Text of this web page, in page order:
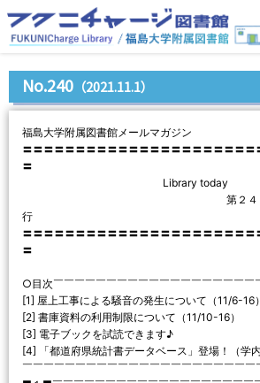
No.240 （2021.11.1）
福島大学附属図書館メールマガジン
〓〓〓〓〓〓〓〓〓〓〓〓〓〓〓〓〓〓〓〓〓〓
〓
Library today
第２４０号 2021.
行
〓〓〓〓〓〓〓〓〓〓〓〓〓〓〓〓〓〓〓〓〓〓
〓
○目次￣￣￣￣￣￣￣￣￣￣￣￣￣￣￣￣￣￣
[1] 屋上工事による騒音の発生について（11/6-16）
[2] 書庫資料の利用制限について（11/10-16）
[3] 電子ブックを試読できます♪
[4] 「都道府県統計書データベース」登場！（学内
￣￣￣￣￣￣￣￣￣￣￣￣￣￣￣￣￣￣￣￣￣￣